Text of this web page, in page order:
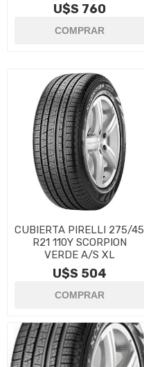
U$S 760
CUBIERTA PIRELLI 275/45
R21 110Y SCORPION
VERDE A/S XL
U$S 504